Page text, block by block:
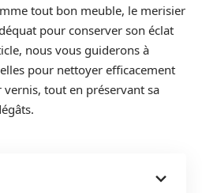
tout bon meuble, le merisier
pour conserver son éclat
nous vous guiderons à
pour nettoyer efficacement
tout en préservant sa